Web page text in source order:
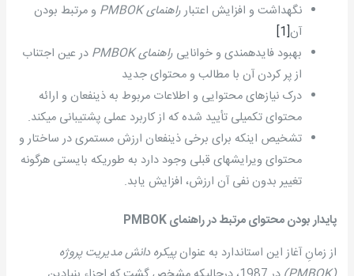
نگهداشت و افزایش اعتبارراهنمایPMBOK و مرتبط بودن
آن[1]
بهبود فایده­مندی و خواناییراهنمایPMBOK در عین اجتناب
از پر کردن آن با مطالب و محتوای جدید
درک نیازهای محتوایی و اطلاعات مربوط به ذینفعان و ارائه
محتوای تکمیلی تأیید شده که از کاربرد عملی پشتیبانی می­کند.
تشخیص اینکه برای برخی ذینفعان ارزش مستمری در ساختار و
محتوای ویرایشهای قبلی وجود دارد به طوریکه بایستی هرگونه
تغییر بدون نفی آن ارزش، افزایش یابد.
پایدار بودن محتوای مرتبط در راهنمای PMBOK
از زمانِ آغاز این استاندارد به عنوانپیکره دانش مدیریت پروژه